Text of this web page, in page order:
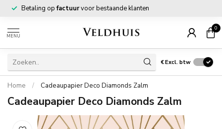
Betaling opfactuurvoor bestaande klanten
MENU
0
€Excl. btw
Home / Cadeaupapier Deco Diamonds Zalm
Cadeaupapier Deco Diamonds Zalm